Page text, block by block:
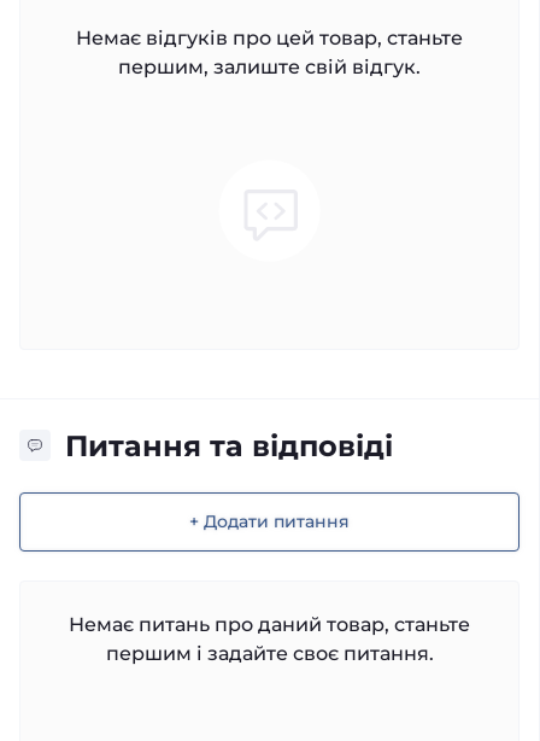
Немає відгуків про цей товар, станьте
першим, залиште свій відгук.
Питання та відповіді
+ Додати питання
Немає питань про даний товар, станьте
першим і задайте своє питання.